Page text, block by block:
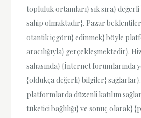
topluluk ortamları} sık sıra}
sahip olmaktadır}. Pazar
otantik içgörü} edinmek} böyle
aracılığıyla} gerçekleşmektedir}.
sahasında} {İnternet forumlarında
{oldukça değerli} bilgiler}
platformlarda düzenli katılım
tüketici bağlılığı} ve sonuç olarak}